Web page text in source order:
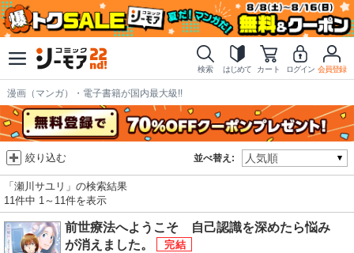
検索 はじめて カート ログイン 会員登録
漫画（マンガ）・電子書籍が国内最大級!!
並べ替え:
絞り込む
「瀬川サユリ」の検索結果
11件中 1～11件を表示
前世療法へようこそ 自己認識を深めたら悩み
が消えました。